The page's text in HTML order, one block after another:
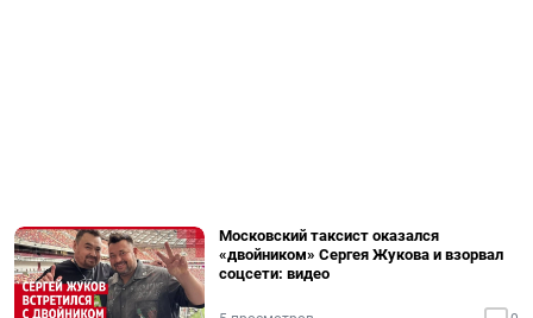
Московский таксист оказался
«двойником» Сергея Жукова и взорвал
соцсети: видео